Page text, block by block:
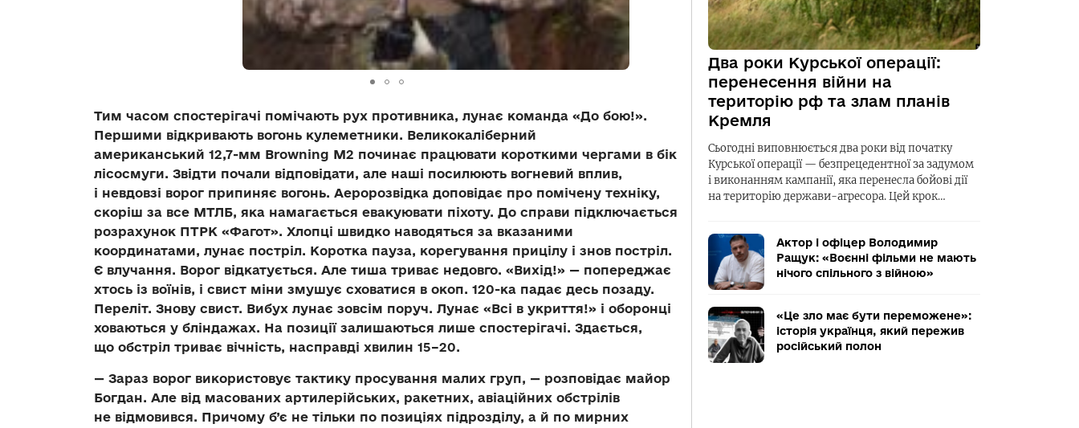
Тим часом спостерігачі помічають рух противника, лунає команда «До бою!».
Першими відкривають вогонь кулеметники. Великокаліберний
американський 12,7-мм Browning M2 починає працювати короткими чергами в бік
лісосмуги. Звідти почали відповідати, але наші посилюють вогневий вплив,
і невдовзі ворог припиняє вогонь. Аеророзвідка доповідає про помічену техніку,
скоріш за все МТЛБ, яка намагається евакуювати піхоту. До справи підключається
розрахунок ПТРК «Фагот». Хлопці швидко наводяться за вказаними
координатами, лунає постріл. Коротка пауза, корегування прицілу і знов постріл.
Є влучання. Ворог відкатується. Але тиша триває недовго. «Вихід!» — попереджає
хтось із воїнів, і свист міни змушує сховатися в окоп. 120-ка падає десь позаду.
Переліт. Знову свист. Вибух лунає зовсім поруч. Лунає «Всі в укриття!» і оборонці
ховаються у бліндажах. На позиції залишаються лише спостерігачі. Здається,
що обстріл триває вічність, насправді хвилин 15–20.
— Зараз ворог використовує тактику просування малих груп, — розповідає майор
Богдан. Але від масованих артилерійських, ракетних, авіаційних обстрілів
не відмовився. Причому б’є не тільки по позиціях підрозділу, а й по мирних
Два роки Курської операції:
перенесення війни на
територію рф та злам планів
Кремля
Сьогодні виповнюється два роки від початку
Курської операції — безпрецедентної за задумом
і виконанням кампанії, яка перенесла бойові дії
на територію держави-агресора. Цей крок…
Актор і офіцер Володимир
Ращук: «Воєнні фільми не мають
нічого спільного з війною»
«Це зло має бути переможене»:
історія українця, який пережив
російський полон